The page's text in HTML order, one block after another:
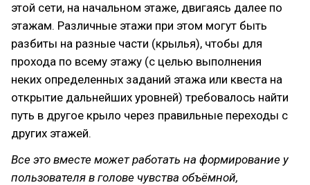
этой сети, на начальном этаже, двигаясь далее по
этажам. Различные этажи при этом могут быть
разбиты на разные части (крылья), чтобы для
прохода по всему этажу (с целью выполнения
неких определенных заданий этажа или квеста на
открытие дальнейших уровней) требовалось найти
путь в другое крыло через правильные переходы с
других этажей.
Все это вместе может работать на формирование у
пользователя в голове чувства объёмной,